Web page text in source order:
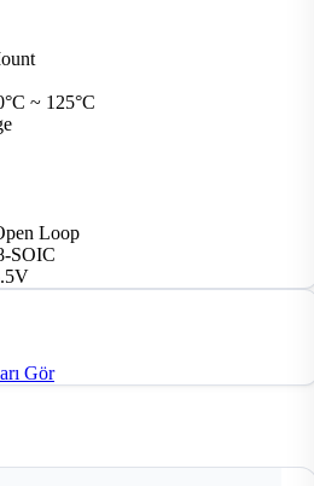
~ 125°C
Loop
SOIC
Gör